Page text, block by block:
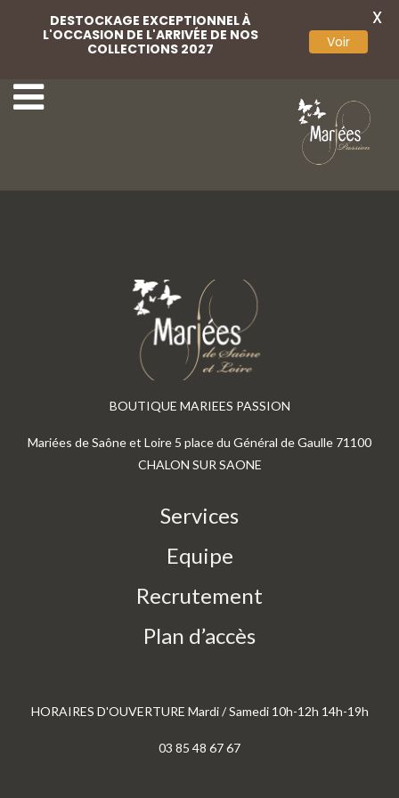
BOUTIQUE MARIEES PASSION
Mariées de Saône et Loire 5 place du Général de Gaulle 71100
CHALON SUR SAONE
Services
Equipe
Recrutement
Plan d’accès
HORAIRES D'OUVERTURE Mardi / Samedi 10h-12h 14h-19h
03 85 48 67 67
DESTOCKAGE EXCEPTIONNEL À
L'OCCASION DE L'ARRIVÉE DE NOS
COLLECTIONS 2027
Voir
X